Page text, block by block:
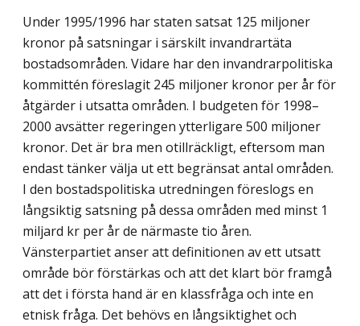
Under 1995/1996 har staten satsat 125 miljoner
kronor på satsningar i särskilt invandrartäta
bostadsområden. Vidare har den invandrarpolitiska
kommittén föreslagit 245 miljoner kronor per år för
åtgärder i utsatta områden. I budgeten för 1998–
2000 avsätter regeringen ytterligare 500 miljoner
kronor. Det är bra men otillräckligt, eftersom man
endast tänker välja ut ett begränsat antal områden.
I den bostadspolitiska utredningen föreslogs en
långsiktig satsning på dessa områden med minst 1
miljard kr per år de närmaste tio åren.
Vänsterpartiet anser att definitionen av ett utsatt
område bör förstärkas och att det klart bör framgå
att det i första hand är en klassfråga och inte en
etnisk fråga. Det behövs en långsiktighet och